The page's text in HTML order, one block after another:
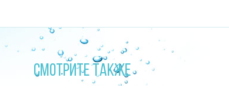
СМОТРИТЕ ТАКЖЕ